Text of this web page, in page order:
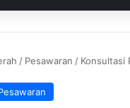
/ Pesawaran / Konsultasi